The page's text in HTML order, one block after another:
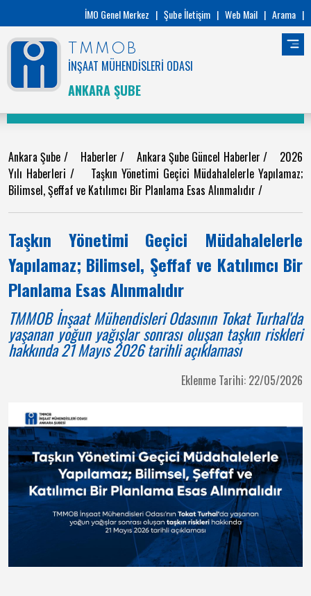
İMO Genel Merkez | Şube İletişim | Web Mail | Arama |
TMMOB
İNŞAAT MÜHENDİSLERİ ODASI
ANKARA ŞUBE
Ankara Şube / Haberler / Ankara Şube Güncel Haberler/ 2026
Yılı Haberleri / Taşkın Yönetimi Geçici Müdahalelerle Yapılamaz;
Bilimsel, Şeffaf ve Katılımcı Bir Planlama Esas Alınmalıdır /
Taşkın Yönetimi Geçici Müdahalelerle
Yapılamaz; Bilimsel, Şeffaf ve Katılımcı Bir
Planlama Esas Alınmalıdır
TMMOB İnşaat Mühendisleri Odasının Tokat Turhal'da
yaşanan yoğun yağışlar sonrası oluşan taşkın riskleri
hakkında 21 Mayıs 2026 tarihli açıklaması
Eklenme Tarihi: 22/05/2026